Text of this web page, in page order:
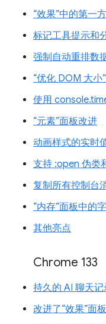
“效果”中的第一
标记工具提示和
强制自动重排数
“优化 DOM 大小
使用
“元素”面板改进
动画样式的实时
支持 :open 伪类
复制所有控制台
“内存”面板中的
其他亮点
Chrome 133
持久的 AI 聊天记
改进了“效果”面板